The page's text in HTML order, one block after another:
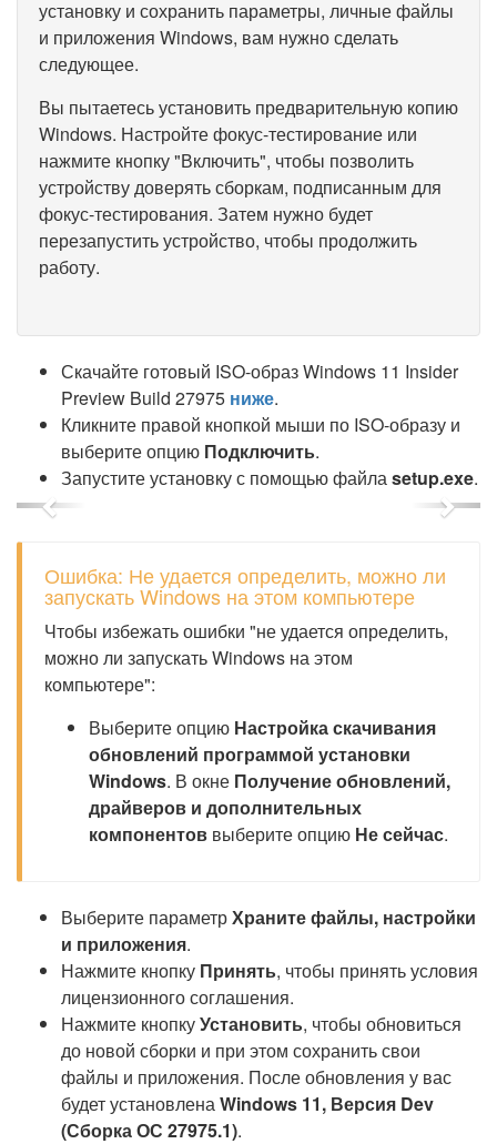
установку и сохранить параметры, личные файлы
и приложения Windows, вам нужно сделать
следующее.
Вы пытаетесь установить предварительную копию
Windows. Настройте фокус-тестирование или
нажмите кнопку "Включить", чтобы позволить
устройству доверять сборкам, подписанным для
фокус-тестирования. Затем нужно будет
перезапустить устройство, чтобы продолжить
работу.
Скачайте готовый ISO-образ Windows 11 Insider
Preview Build 27975 ниже.
Кликните правой кнопкой мыши по ISO-образу и
выберите опцию Подключить.
Запустите установку с помощью файлаsetup.exe.
Previous Next
Ошибка: Не удается определить, можно ли
запускать Windows на этом компьютере
Чтобы избежать ошибки "не удается определить,
можно ли запускать Windows на этом
компьютере":
Выберите опцию Настройка скачивания
обновлений программой установки
Windows. В окне Получение обновлений,
драйверов и дополнительных
компонентов выберите опцию Не сейчас.
Выберите параметрХраните файлы, настройки
и приложения.
Нажмите кнопку Принять, чтобы принять условия
лицензионного соглашения.
Нажмите кнопкуУстановить, чтобы обновиться
до новой сборки и при этом сохранить свои
файлы и приложения. После обновления у вас
будет установленаWindows 11, Версия Dev
(Сборка ОС 27975.1).